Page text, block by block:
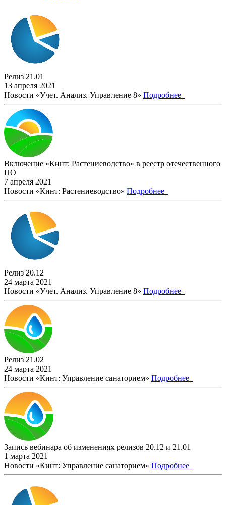
Релиз 21.01
13 апреля 2021
Новости «Учет. Анализ. Управление 8» Подробнее
Включение «Кинт: Растениеводство» в реестр отечественного
ПО
7 апреля 2021
Новости «Кинт: Растениеводство» Подробнее
Релиз 20.12
24 марта 2021
Новости «Учет. Анализ. Управление 8» Подробнее
Релиз 21.02
24 марта 2021
Новости «Кинт: Управление санаторием» Подробнее
Запись вебинара об изменениях релизов 20.12 и 21.01
1 марта 2021
Новости «Кинт: Управление санаторием» Подробнее